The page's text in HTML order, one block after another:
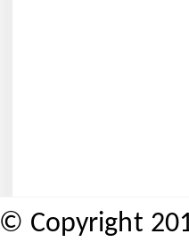
© Copyright